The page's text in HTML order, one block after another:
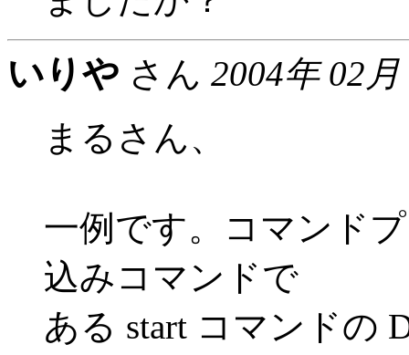
いりや さん 2004年 02
まるさん、
一例です。コマンド
込みコマンドで
ある start コマンドの